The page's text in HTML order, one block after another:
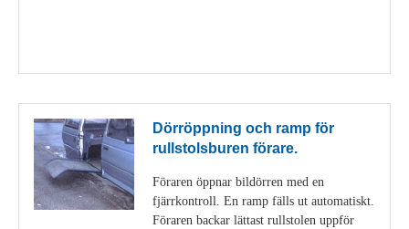
Dörröppning och ramp för
rullstolsburen förare.
Föraren öppnar bildörren med en
fjärrkontroll. En ramp fälls ut automatiskt.
Föraren backar lättast rullstolen uppför